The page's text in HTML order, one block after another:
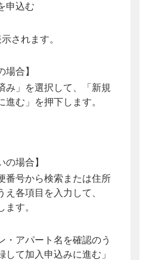
されます。
場合】
み」を選択して、「新規
む」を押下します。
の場合】
番号から検索または住所
各項目を入力して、
ます。
・アパート名を確認のう
して加入申込みに進む」